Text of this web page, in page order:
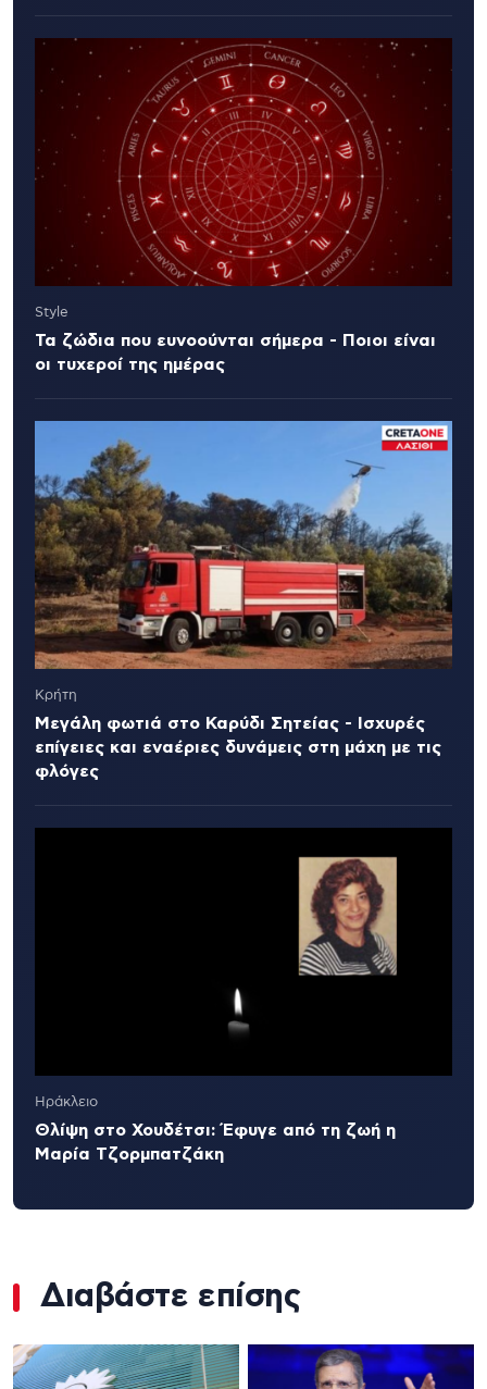
Style
Τα ζώδια που ευνοούνται σήμερα - Ποιοι είναι
οι τυχεροί της ημέρας
Κρήτη
Μεγάλη φωτιά στο Καρύδι Σητείας - Ισχυρές
επίγειες και εναέριες δυνάμεις στη μάχη με τις
φλόγες
Ηράκλειο
Θλίψη στο Χουδέτσι: Έφυγε από τη ζωή η
Μαρία Τζορμπατζάκη
Διαβάστε επίσης